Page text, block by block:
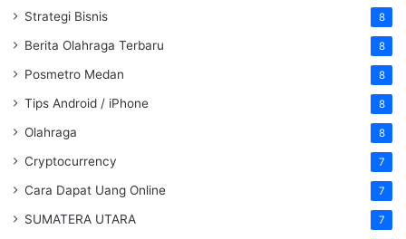
Strategi Bisnis 8
Berita Olahraga Terbaru 8
Posmetro Medan 8
Tips Android / iPhone 8
Olahraga 8
Cryptocurrency 7
Cara Dapat Uang Online 7
SUMATERA UTARA 7